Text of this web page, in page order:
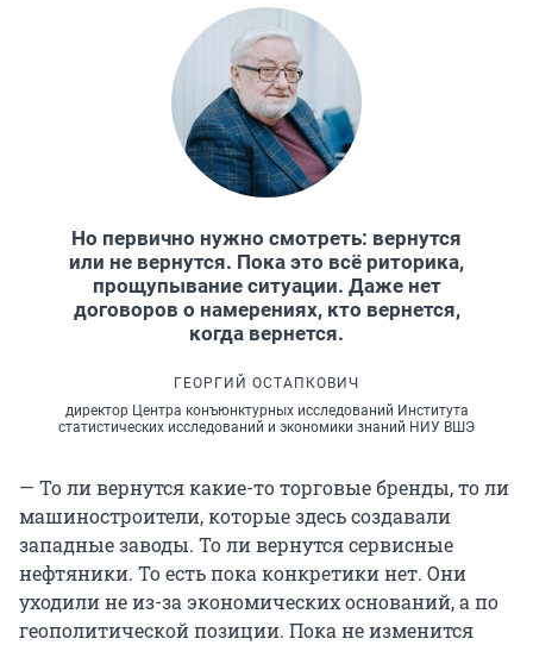
Но первично нужно смотреть: вернутся
или не вернутся. Пока это всё риторика,
прощупывание ситуации. Даже нет
договоров о намерениях, кто вернется,
когда вернется.
ГЕОРГИЙ ОСТАПКОВИЧ
директор Центра конъюнктурных исследований Института
статистических исследований и экономики знаний НИУ ВШЭ
— То ли вернутся какие-то торговые бренды, то ли
машиностроители, которые здесь создавали
западные заводы. То ли вернутся сервисные
нефтяники. То есть пока конкретики нет. Они
уходили не из-за экономических оснований, а по
геополитической позиции. Пока не изменится